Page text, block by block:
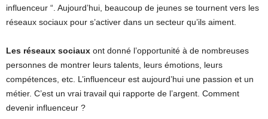
influenceur “. Aujourd’hui, beaucoup de jeunes se tournent vers les
réseaux sociaux pour s’activer dans un secteur qu’ils aiment.
Les réseaux sociaux ont donné l’opportunité à de nombreuses
personnes de montrer leurs talents, leurs émotions, leurs
compétences, etc. L’influenceur est aujourd’hui une passion et un
métier. C’est un vrai travail qui rapporte de l’argent. Comment
devenir influenceur ?